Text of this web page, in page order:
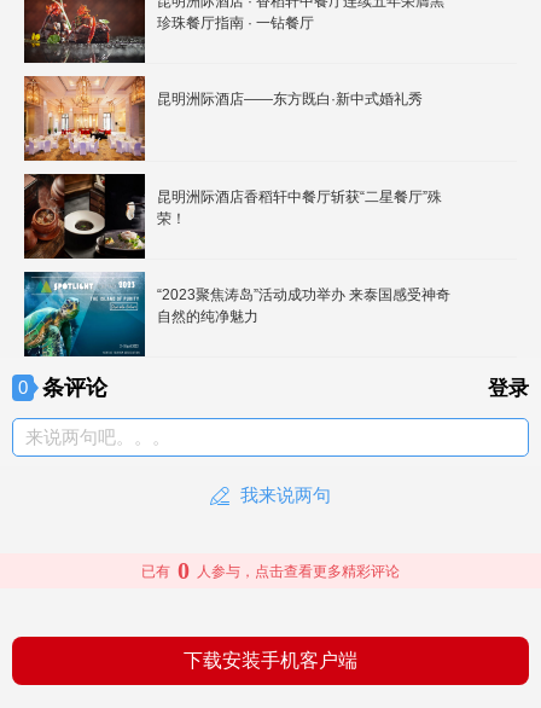
珍珠餐厅指南 · 一钻餐厅
昆明洲际酒店——东方既白·新中式婚礼秀
昆明洲际酒店香稻轩中餐厅斩获“二星餐厅”殊
荣！
“2023聚焦涛岛”活动成功举办 来泰国感受神奇
自然的纯净魅力
0 条评论 登录
来说两句吧。。。
我来说两句
已有 0 人参与，点击查看更多精彩评论
下载安装手机客户端